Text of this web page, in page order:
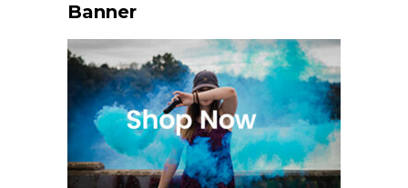
Banner